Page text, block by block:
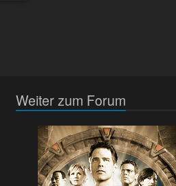
Weiter zum Forum